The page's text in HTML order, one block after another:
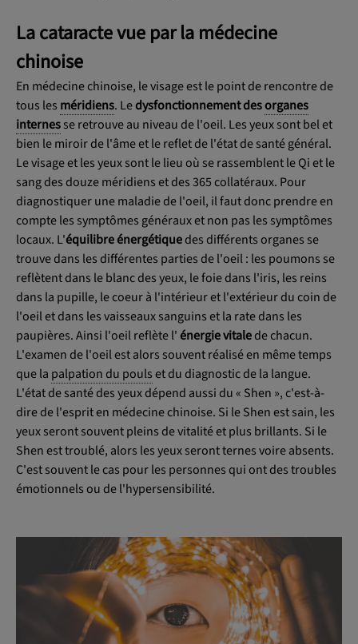
La cataracte vue par la médecine
chinoise
En médecine chinoise, le visage est le point de rencontre de
tous les méridiens. Ledysfonctionnement desorganes
internesse retrouve au niveau de l'oeil. Les yeux sont bel et
bien le miroir de l'âme et le reflet de l'état de santé général.
Le visage et les yeux sont le lieu où se rassemblent le Qi et le
sang des douze méridiens et des 365 collatéraux. Pour
diagnostiquer une maladie de l'oeil, il faut donc prendre en
compte les symptômes généraux et non pas les symptômes
locaux. L'équilibre énergétiquedes différents organes se
trouve dans les différentes parties de l'oeil : les poumons se
reflètent dans le blanc des yeux, le foie dans l'iris, les reins
dans la pupille, le coeur à l'intérieur et l'extérieur du coin de
l'oeil et dans les vaisseaux sanguins et la rate dans les
paupières. Ainsi l'oeil reflète l'énergie vitalede chacun.
L'examen de l'oeil est alors souvent réalisé en même temps
que la palpation du poulset du diagnostic de la langue.
L'état de santé des yeux dépend aussi du « Shen », c'est-à-
dire de l'esprit en médecine chinoise. Si le Shen est sain, les
yeux seront souvent pleins de vitalité et plus brillants. Si le
Shen est troublé, alors les yeux seront ternes voire absents.
C'est souvent le cas pour les personnes qui ont des troubles
émotionnels ou de l'hypersensibilité.